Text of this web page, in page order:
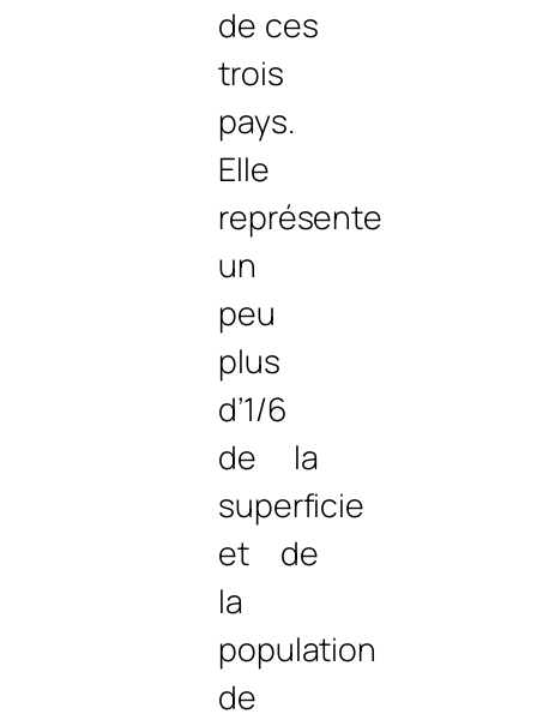
de ces
trois
pays.
Elle
représente
un
peu
plus
d’1/6
de la
superficie
et de
la
population
de